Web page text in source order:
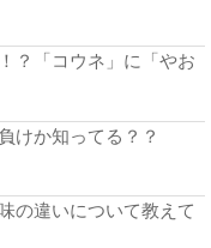
？「コウネ」に「やお
けか知ってる？？
の違いについて教えて